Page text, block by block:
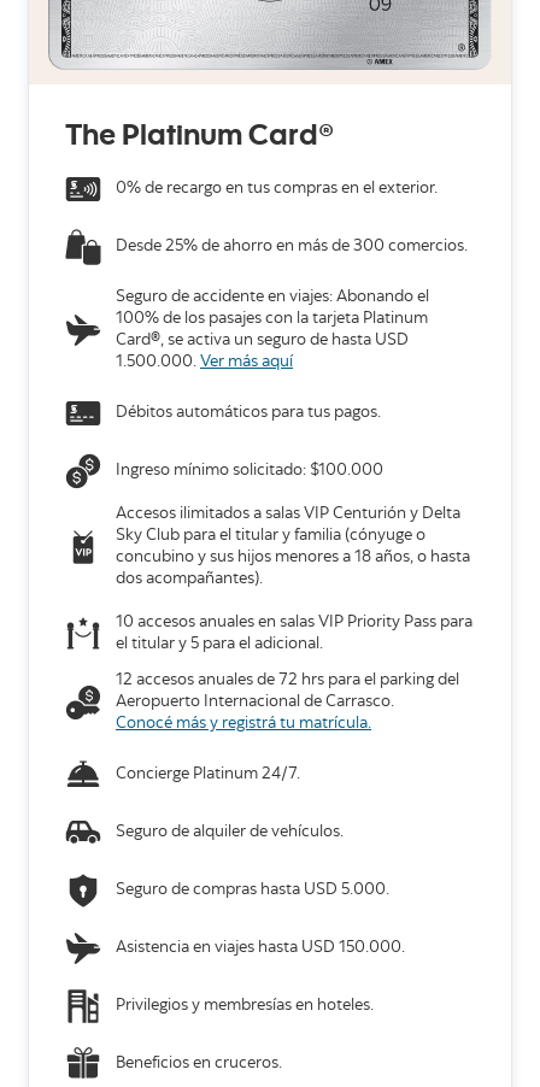
The Platinum Card®
0% de recargo en tus compras en el exterior.
Desde 25% de ahorro en más de 300 comercios.
Seguro de accidente en viajes: Abonando el
100% de los pasajes con la tarjeta Platinum
Card®, se activa un seguro de hasta USD
1.500.000. Ver más aquí
Débitos automáticos para tus pagos.
Ingreso mínimo solicitado: $100.000
Accesos ilimitados a salas VIP Centurión y Delta
Sky Club para el titular y familia (cónyuge o
concubino y sus hijos menores a 18 años, o hasta
dos acompañantes).
10 accesos anuales en salas VIP Priority Pass para
el titular y 5 para el adicional.
12 accesos anuales de 72 hrs para el parking del
Aeropuerto Internacional de Carrasco.
Conocé más y registrá tu matrícula.
Concierge Platinum 24/7.
Seguro de alquiler de vehículos.
Seguro de compras hasta USD 5.000.
Asistencia en viajes hasta USD 150.000.
Privilegios y membresías en hoteles.
Beneficios en cruceros.